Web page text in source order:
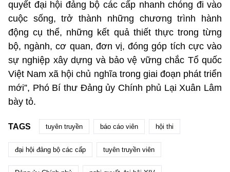
quyết đại hội đảng bộ các cấp nhanh chóng đi vào
cuộc sống, trở thành những chương trình hành
động cụ thể, những kết quả thiết thực trong từng
bộ, ngành, cơ quan, đơn vị, đóng góp tích cực vào
sự nghiệp xây dựng và bảo vệ vững chắc Tổ quốc
Việt Nam xã hội chủ nghĩa trong giai đoạn phát triển
mới”, Phó Bí thư Đảng ủy Chính phủ Lại Xuân Lâm
bày tỏ.
TAGS tuyên truyền báo cáo viên hội thi
đại hội đảng bộ các cấp tuyên truyền viên